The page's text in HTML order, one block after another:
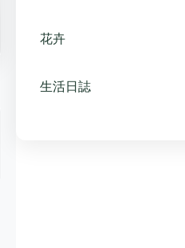
花卉
生活日誌